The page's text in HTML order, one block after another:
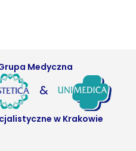
Medyczna
&
w Krakowie